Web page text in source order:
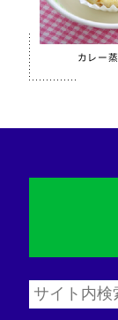
カレー